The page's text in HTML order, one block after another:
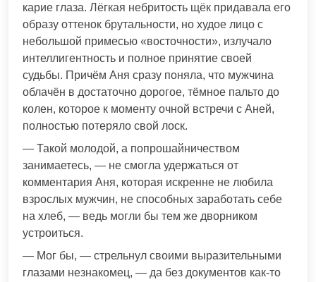
карие глаза. Лёгкая небритость щёк придавала его
образу оттенок брутальности, но худое лицо с
небольшой примесью «восточности», излучало
интеллигентность и полное принятие своей
судьбы. Причём Аня сразу поняла, что мужчина
облачён в достаточно дорогое, тёмное пальто до
колен, которое к моменту очной встречи с Аней,
полностью потеряло свой лоск.
— Такой молодой, а попрошайничеством
занимаетесь, — не смогла удержаться от
комментария Аня, которая искренне не любила
взрослых мужчин, не способных заработать себе
на хлеб, — ведь могли бы тем же дворником
устроиться.
— Мог бы, — стрельнул своими выразительными
глазами незнакомец, — да без документов как-то